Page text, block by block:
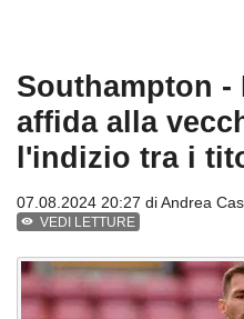
Southampton
affida alla
l'indizio tra i
07.08.2024 20:27 diAndrea
VEDI LETTURE